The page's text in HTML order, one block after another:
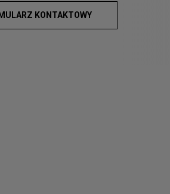
KONTAKTOWY